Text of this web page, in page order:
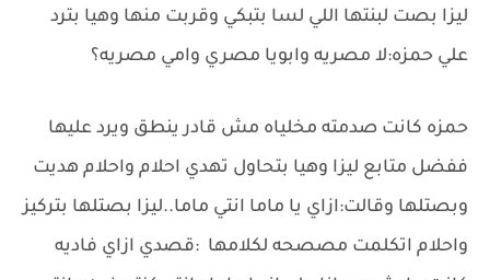
ليزا بصت لبنتها اللي لسا بتبكي وقربت منها وهيا بترد
علي حمزه:لا مصريه وابويا مصري وامي مصريه؟
حمزه كانت صدمته مخلياه مش قادر ينطق ويرد عليها
ففضل متابع ليزا وهيا بتحاول تهدي احلام واحلام هديت
وبصتلها وقالت:ازاي يا ماما انتي ماما..ليزا بصتلها بتركيز
واحلام اتكلمت مصصحه لكلامها :قصدي ازاي فاديه